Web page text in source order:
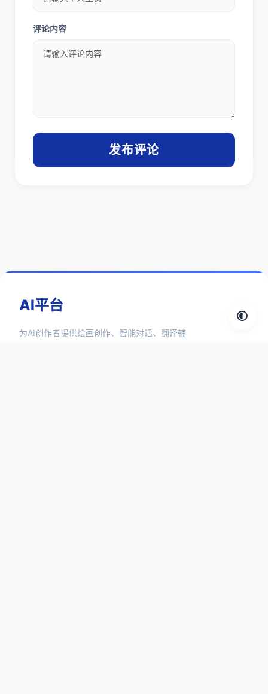
评论内容
发布评论
AI平台
为AI创作者提供绘画创作、智能对话、翻译辅